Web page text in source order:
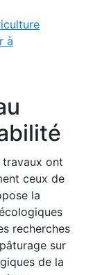
à
ont
ceux de
la
recherches
sur
de la